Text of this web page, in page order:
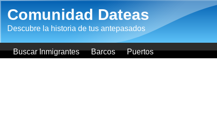
Comunidad Dateas
Descubre la historia de tus antepasados
Buscar Inmigrantes Barcos Puertos